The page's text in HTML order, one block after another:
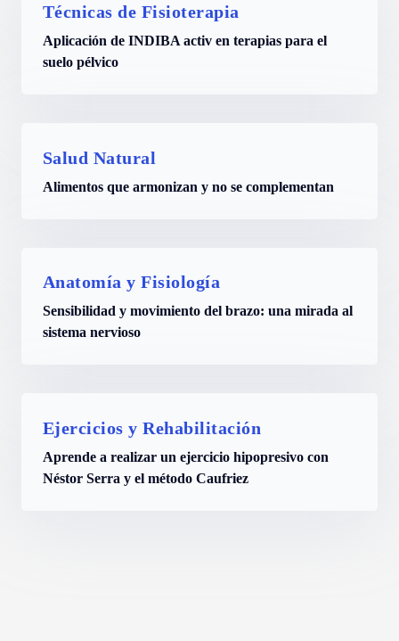
Técnicas de Fisioterapia
Aplicación de INDIBA activ en terapias para el
suelo pélvico
Salud Natural
Alimentos que armonizan y no se complementan
Anatomía y Fisiología
Sensibilidad y movimiento del brazo: una mirada al
sistema nervioso
Ejercicios y Rehabilitación
Aprende a realizar un ejercicio hipopresivo con
Néstor Serra y el método Caufriez